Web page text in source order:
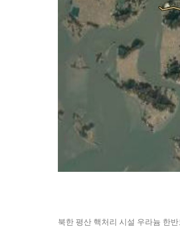
북한 평산 핵처리 시설 우라늄 한